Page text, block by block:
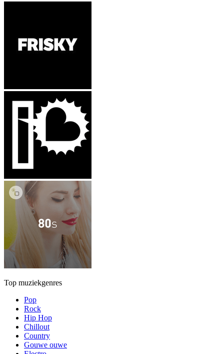
Top muziekgenres
Pop
Rock
Hip Hop
Chillout
Country
Gouwe ouwe